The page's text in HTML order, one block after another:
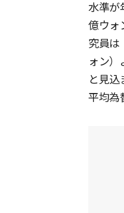
水準が
億ウォ
究員は
ォン）
と見込
平均為